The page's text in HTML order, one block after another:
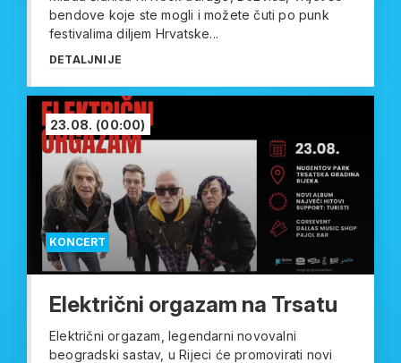
bendove koje ste mogli i možete čuti po punk
festivalima diljem Hrvatske...
DETALJNIJE
KONCERT
23.08. (00:00)
Električni orgazam na Trsatu
Električni orgazam, legendarni novovalni
beogradski sastav, u Rijeci će promovirati novi